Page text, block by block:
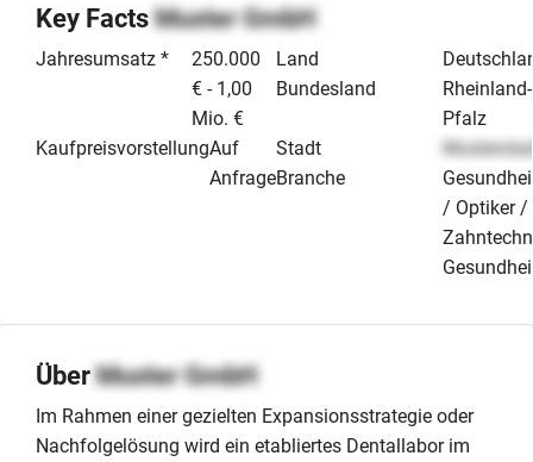
Key FactsMuster GmbH
Jahresumsatz *
250.000
€ - 1,00
Mio. €
KaufpreisvorstellungAuf
Anfrage
Land
Bundesland
Rheinland-
Pfalz
Stadt
Branche
/ Optiker /
ÜberMuster GmbH
Im Rahmen einer gezielten Expansionsstrategie oder
Nachfolgelösung wird ein etabliertes Dentallabor im